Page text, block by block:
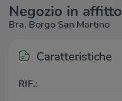
Negozio in affitto
Bra, Borgo San Martino
Caratteristiche
RIF.: